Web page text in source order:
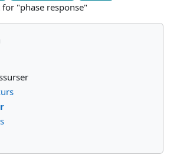
"phase response"